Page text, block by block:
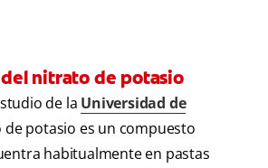
del nitrato de potasio
de la Universidad de
de potasio es un compuesto
habitualmente en pastas